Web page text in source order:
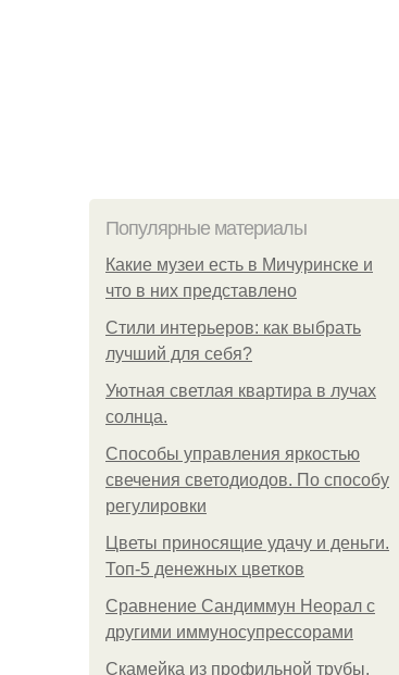
Популярные материалы
Какие музеи есть в Мичуринске и
что в них представлено
Стили интерьеров: как выбрать
лучший для себя?
Уютная светлая квартира в лучах
солнца.
Способы управления яркостью
свечения светодиодов. По способу
регулировки
Цветы приносящие удачу и деньги.
Топ-5 денежных цветков
Сравнение Сандиммун Неорал с
другими иммуносупрессорами
Скамейка из профильной трубы.